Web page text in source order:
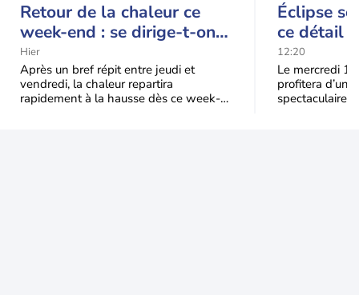
Retour de la chaleur ce
week-end : se dirige-t-on
vers une cinquième vague
de chaleur en France ?
Hier
Après un bref répit entre jeudi et
vendredi, la chaleur repartira
rapidement à la hausse dès ce week-
Éclipse
ce détail
spectacle
12:20
Le mercredi
profitera
spectaculaire,